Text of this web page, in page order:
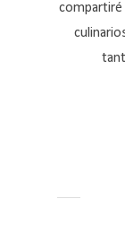
compartiré